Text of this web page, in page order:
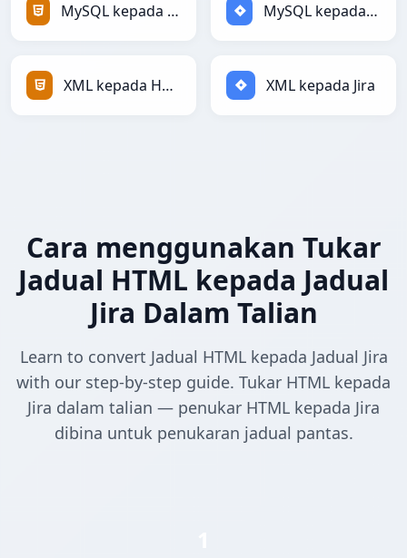
MySQL kepada HTML MySQL kepada Jira
XML kepada HTML XML kepada Jira
Cara menggunakan Tukar
Jadual HTML kepada Jadual
Jira Dalam Talian
Learn to convert Jadual HTML kepada Jadual Jira
with our step-by-step guide. Tukar HTML kepada
Jira dalam talian — penukar HTML kepada Jira
dibina untuk penukaran jadual pantas.